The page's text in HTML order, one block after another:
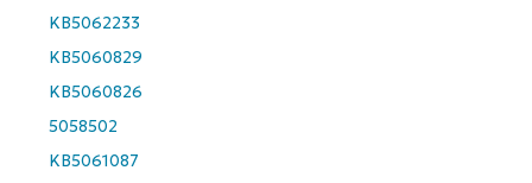
KB5062233
KB5060829
KB5060826
5058502
KB5061087
Company